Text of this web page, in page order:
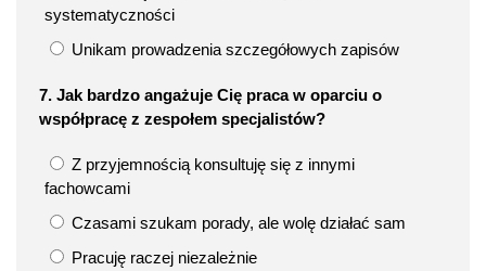
systematyczności
Unikam prowadzenia szczegółowych zapisów
7. Jak bardzo angażuje Cię praca w oparciu o
współpracę z zespołem specjalistów?
Z przyjemnością konsultuję się z innymi
fachowcami
Czasami szukam porady, ale wolę działać sam
Pracuję raczej niezależnie